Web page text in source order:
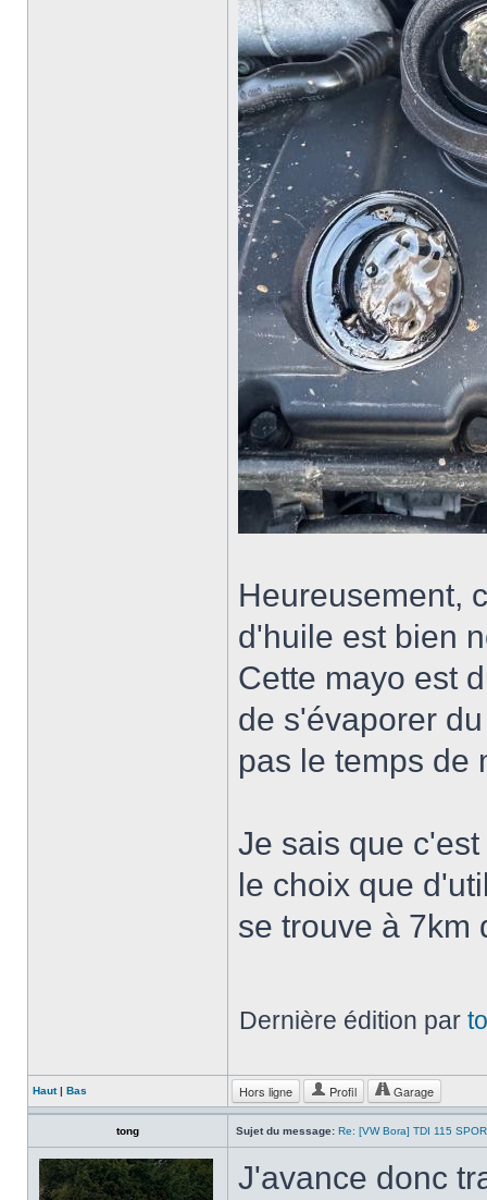
Heureusement,
d'huile est bien
Cette mayo est
de s'évaporer
pas le temps de
Je sais que
le choix que
se trouve à 7km
Dernière édition par
Haut| Bas Hors ligne Profil Garage
tong Sujet du message: Re: [VW Bora] TDI 115
J'avance donc